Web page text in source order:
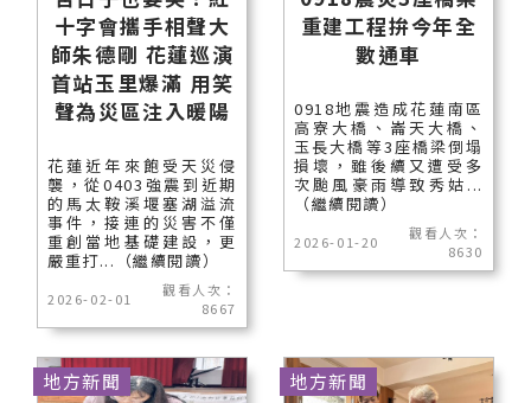
十字會攜手相聲大
師朱德剛 花蓮巡演
首站玉里爆滿 用笑
聲為災區注入暖陽
花蓮近年來飽受天災侵
襲，從0403強震到近期
的馬太鞍溪堰塞湖溢流
事件，接連的災害不僅
重創當地基礎建設，更
嚴重打...（繼續閱讀）
2026-02-01
觀看人次：
8667
重建工程拚今年全
數通車
0918地震造成花蓮南區
高寮大橋、崙天大橋、
玉長大橋等3座橋梁倒塌
損壞，雖後續又遭受多
次颱風豪雨導致秀姑...
（繼續閱讀）
2026-01-20
觀看人次：
8630
地方新聞 地方新聞